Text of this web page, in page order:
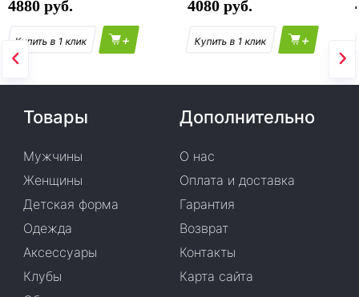
4880
+
4080
+
Товары
Мужчины
Женщины
Детская форма
Одежда
Аксессуары
Клубы
Дополнительно
О нас
Оплата и доставка
Гарантия
Возврат
Контакты
Карта сайта